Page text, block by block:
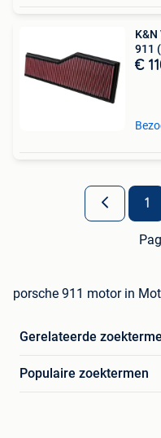
911
€
1
porsche 911 motor in
Gerelateerde
Populaire zoektermen